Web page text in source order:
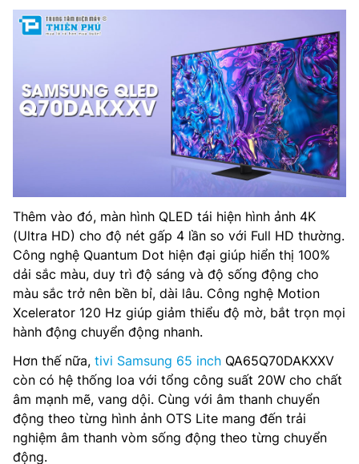
Thêm vào đó, màn hình QLED tái hiện hình ảnh 4K
(Ultra HD) cho độ nét gấp 4 lần so với Full HD thường.
Công nghệ Quantum Dot hiện đại giúp hiển thị 100%
dải sắc màu, duy trì độ sáng và độ sống động cho
màu sắc trở nên bền bỉ, dài lâu. Công nghệ Motion
Xcelerator 120 Hz giúp giảm thiểu độ mờ, bắt trọn mọi
hành động chuyển động nhanh.
Hơn thế nữa, tivi Samsung 65 inch QA65Q70DAKXXV
còn có hệ thống loa với tổng công suất 20W cho chất
âm mạnh mẽ, vang dội. Cùng với âm thanh chuyển
động theo từng hình ảnh OTS Lite mang đến trải
nghiệm âm thanh vòm sống động theo từng chuyển
động.